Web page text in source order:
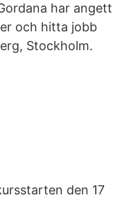
har angett
och hitta jobb
Stockholm.
den 17